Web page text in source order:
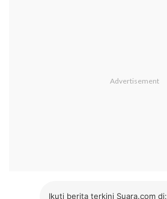
Ikuti berita terkini Suara.com di: